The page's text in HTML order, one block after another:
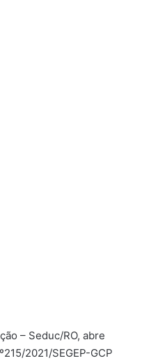
– Seduc/RO, abre
2021/SEGEP-GCP